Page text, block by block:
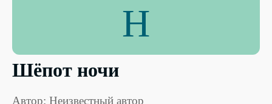
Н
Шёпот ночи
Автор: Неизвестный автор